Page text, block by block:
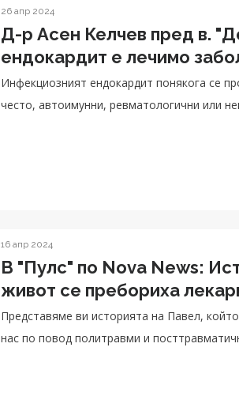
26 апр 2024
Д-р Асен Келчев пред в.
ендокардит е лечимо
Инфекциозният ендокардит понякога се
често, автоимунни, ревматологични или
16 апр 2024
В "Пулс" по Nova News:
живот се пребориха
Представяме ви историята на Павел,
нас по повод политравми и